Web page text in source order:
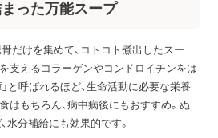
った万能スープ
だけを集めて、コトコト煮出したスー
支えるコラーゲンやコンドロイチンをは
」と呼ばれるほど、生命活動に必要な栄養
はもちろん、病中病後にもおすすめ。ぬ
水分補給にも効果的です。